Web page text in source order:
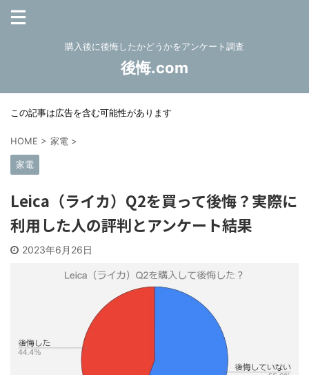
購入後に後悔したかどうかをアンケート調査
後悔.com
この記事は広告を含む可能性があります
HOME > 家電 >
家電
Leica（ライカ）Q2を買って後悔？実際に
利用した人の評判とアンケート結果
2023年6月26日